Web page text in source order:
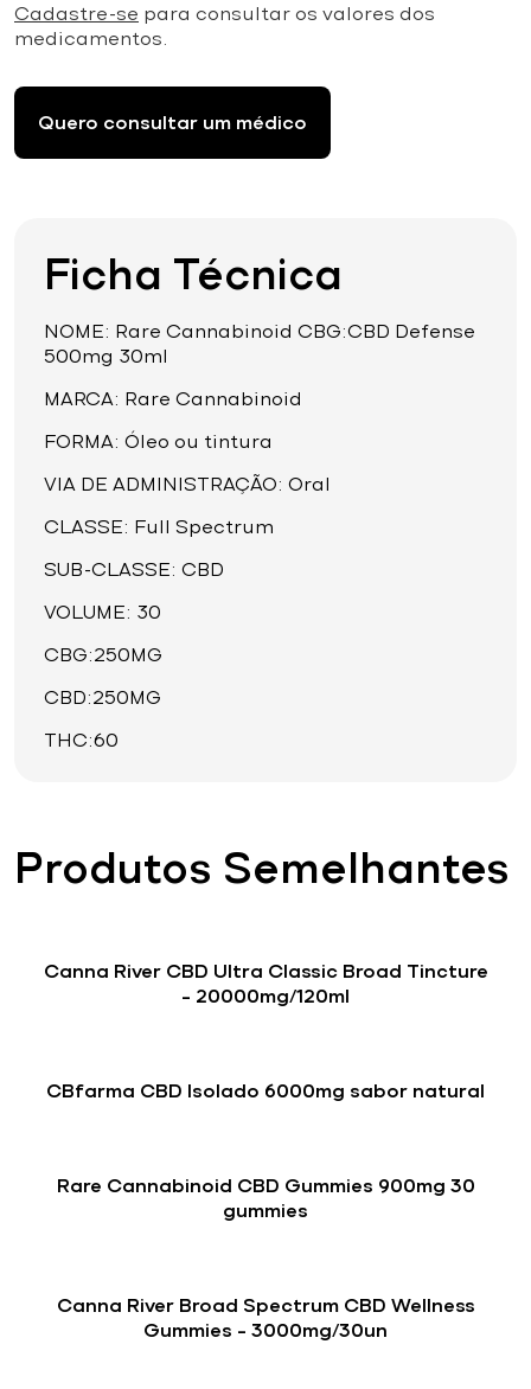
Cadastre-se para consultar os valores dos
medicamentos.
Quero consultar um médico
Ficha Técnica
NOME: Rare Cannabinoid CBG:CBD Defense
500mg 30ml
MARCA: Rare Cannabinoid
FORMA: Óleo ou tintura
VIA DE ADMINISTRAÇÃO: Oral
CLASSE: Full Spectrum
SUB-CLASSE: CBD
VOLUME: 30
CBG:250MG
CBD:250MG
THC:60
Produtos Semelhantes
Canna River CBD Ultra Classic Broad Tincture
– 20000mg/120ml
CBfarma CBD Isolado 6000mg sabor natural
Rare Cannabinoid CBD Gummies 900mg 30
gummies
Canna River Broad Spectrum CBD Wellness
Gummies – 3000mg/30un